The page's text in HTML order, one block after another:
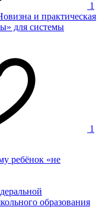
1
и практическая
для системы
1
ребёнок «не
образования